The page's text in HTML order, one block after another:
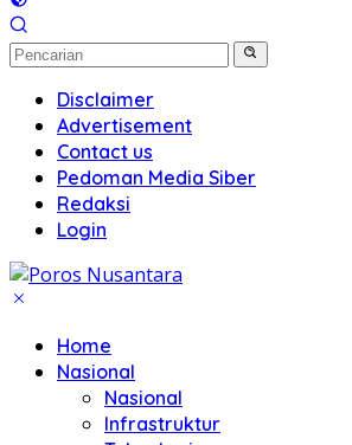
Disclaimer
Advertisement
Contact us
Pedoman Media Siber
Redaksi
Login
Home
Nasional
Nasional
Infrastruktur